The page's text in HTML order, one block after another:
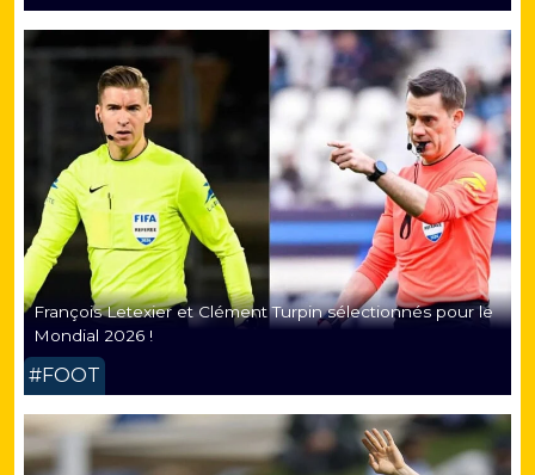
François Letexier et Clément Turpin sélectionnés pour le
Mondial 2026 !
#FOOT